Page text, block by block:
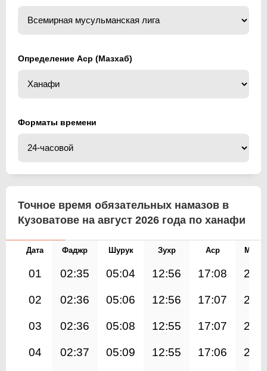
Определение Аср (Мазхаб)
Форматы времени
Точное время обязательных намазов в
Кузоватове на август 2026 года по ханафи
Дата Фаджр Шурук Зухр Аср
01 02:35 05:04 12:56 17:08
02 02:36 05:06 12:56 17:07
03 02:36 05:08 12:55 17:07
04 02:37 05:09 12:55 17:06